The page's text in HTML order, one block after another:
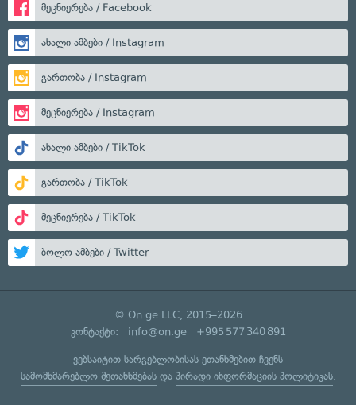
მეცნიერება / Facebook
ახალი ამბები / Instagram
გართობა / Instagram
მეცნიერება / Instagram
ახალი ამბები / TikTok
გართობა / TikTok
მეცნიერება / TikTok
ბოლო ამბები / Twitter
© On.ge LLC, 2015–2026
კონტაქტი: info@on.ge +995 577 340 891
ვებსაიტით სარგებლობისას ეთანხმებით ჩვენს
სამომხმარებლო შეთანხმებასდა პირადი ინფორმაციის პოლიტიკას.